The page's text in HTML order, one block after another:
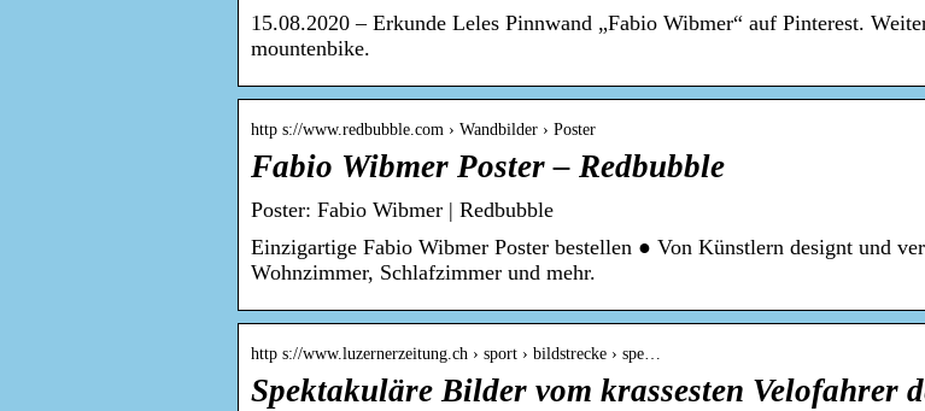
15.08.2020 – Erkunde Leles Pinnwand „Fabio Wibmer“ auf Pinterest.
mountenbike.
http s://www.redbubble.com › Wandbilder › Poster
Fabio Wibmer Poster – Redbubble
Poster: Fabio Wibmer | Redbubble
Einzigartige Fabio Wibmer Poster bestellen ● Von Künstlern designt und
Wohnzimmer, Schlafzimmer und mehr.
http s://www.luzernerzeitung.ch › sport › bildstrecke › spe…
Spektakuläre Bilder vom krassesten Velofahrer